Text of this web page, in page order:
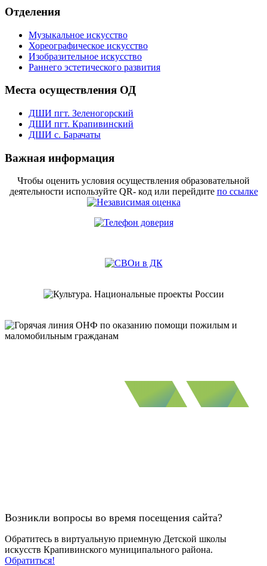
Отделения
Музыкальное искусство
Хореографическое искусство
Изобразительное искусство
Раннего эстетического развития
Места осуществления ОД
ДШИ пгт. Зеленогорский
ДШИ пгт. Крапивинский
ДШИ с. Барачаты
Важная информация
Чтобы оценить условия осуществления образовательной
деятельности используйте QR- код или перейдите по ссылке
Возникли вопросы во время посещения сайта?
Обратитесь в виртуальную приемную Детской школы
искусств Крапивинского муниципального района.
Обратиться!